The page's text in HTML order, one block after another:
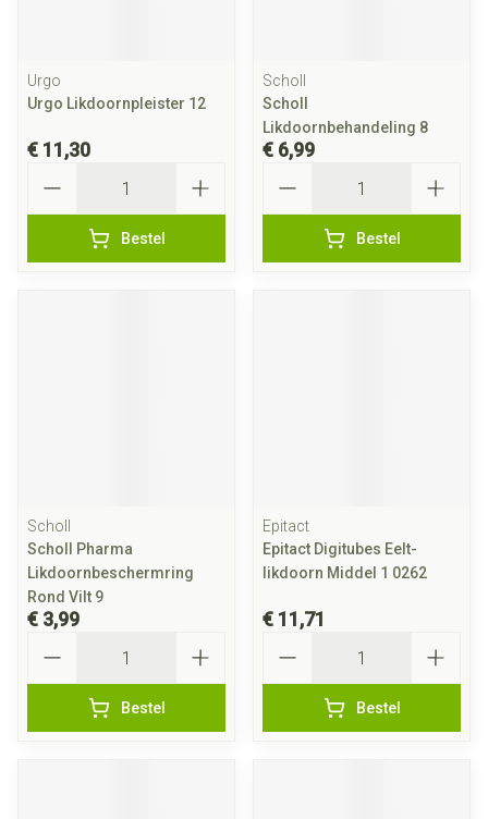
Urgo
Urgo Likdoornpleister 12
€ 11,30
Bestel
Scholl
Scholl
Likdoornbehandeling 8
€ 6,99
Bestel
Scholl
Scholl Pharma
Likdoornbeschermring
Rond Vilt 9
€ 3,99
Bestel
Epitact
Epitact Digitubes Eelt-
likdoorn Middel 1 0262
€ 11,71
Bestel